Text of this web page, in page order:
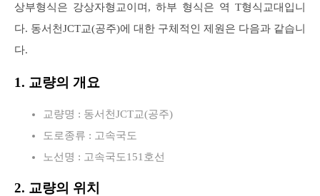
상부형식은 강상자형교이며, 하부 형식은 역 T형식교대입니
다. 동서천JCT교(공주)에 대한 구체적인 제원은 다음과 같습니
다.
1. 교량의 개요
교량명 : 동서천JCT교(공주)
도로종류 : 고속국도
노선명 : 고속국도151호선
2. 교량의 위치